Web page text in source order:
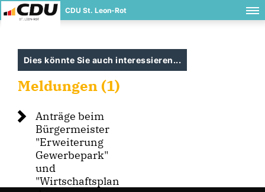
CDU St. Leon-Rot
Dies könnte Sie auch interessieren...
Meldungen (1)
Anträge beim
Bürgermeister
"Erweiterung
Gewerbepark"
und
"Wirtschaftsplan